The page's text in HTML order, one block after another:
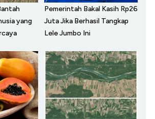
yang
Pemerintah Bakal Kasih Rp26
Juta Jika Berhasil Tangkap
Lele Jumbo Ini